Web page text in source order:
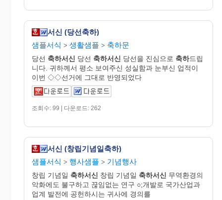
서신 (당선축하)
샘플서식 > 생활샘플 > 축하문
당선 축하서신 당선 축하서신 당선을 진심으로 축하드립
니다. 귀하께서 평소 보여주신 성실함과 눈부신 업적이
이번 ◇◇선거에 그대로 반영되었다
조회수: 99 | 다운로드: 262
서신 (창립기념일축하)
샘플서식 > 행사샘플 > 기념행사
창립 기념일 축하서신 창립 기념일 축하서신 무역환경의
악화에도 불구하고 끊임없는 연구 ○;개발로 국가산업과
업계 발전에 공헌하시는 귀사에 경의를